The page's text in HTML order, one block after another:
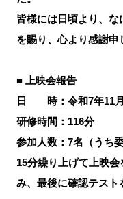
皆様には日頃より、
を賜り、心より感謝申
■ 上映会報告
日 時：令和7年11
研修時間：116分
参加人数：7名（うち
15分繰り上げて上映
み、最後に確認テスト